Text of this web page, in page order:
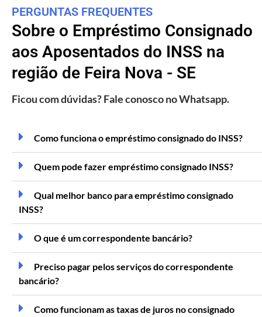
PERGUNTAS FREQUENTES
Sobre o Empréstimo Consignado
aos Aposentados do INSS na
região de Feira Nova - SE
Ficou com dúvidas? Fale conosco no Whatsapp.
Como funciona o empréstimo consignado do INSS?
Quem pode fazer empréstimo consignado INSS?
Qual melhor banco para empréstimo consignado
INSS?
O que é um correspondente bancário?
Preciso pagar pelos serviços do correspondente
bancário?
Como funcionam as taxas de juros no consignado